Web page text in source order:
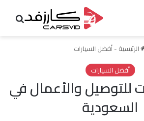
الرئيسية -أفضل السيارات
أفضل السيارات
للتوصيل والأعمال في
السعودية